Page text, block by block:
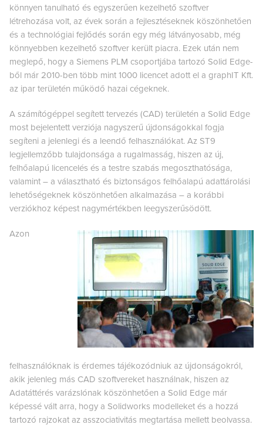
könnyen tanulható és egyszerűen kezelhető szoftver
létrehozása volt, az évek során a fejlesztéseknek köszönhetően
és a technológiai fejlődés során egy még látványosabb, még
könnyebben kezelhető szoftver került piacra. Ezek után nem
meglepő, hogy a Siemens PLM csoportjába tartozó Solid Edge-
ből már 2010-ben több mint 1000 licencet adott el a graphIT Kft.
az ipar területén működő hazai cégeknek.
A számítógéppel segített tervezés (CAD) területén a Solid Edge
most bejelentett verziója nagyszerű újdonságokkal fogja
segíteni a jelenlegi és a leendő felhasználókat. Az ST9
legjellemzőbb tulajdonsága a rugalmasság, hiszen az új,
felhőalapú licencelés és a testre szabás megoszthatósága,
valamint – a választható és biztonságos felhőalapú adattárolási
lehetőségeknek köszönhetően alkalmazása – a korábbi
verziókhoz képest nagymértékben leegyszerűsödött.
Azon
felhasználóknak is érdemes tájékozódniuk az újdonságokról,
akik jelenleg más CAD szoftvereket használnak, hiszen az
Adatáttérés varázslónak köszönhetően a Solid Edge már
képessé vált arra, hogy a Solidworks modelleket és a hozzá
tartozó rajzokat az asszociativitás megtartása mellett beolvassa.